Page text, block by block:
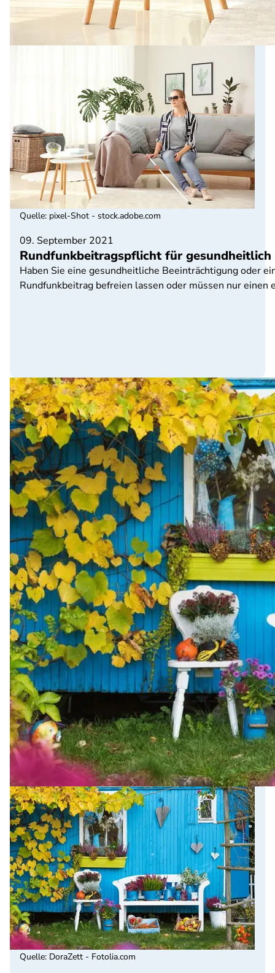
09. September 2021
Rundfunkbeitragspflicht für
Haben Sie eine gesundheitliche Beeinträchtigung oder
Rundfunkbeitrag befreien lassen oder müssen nur einen
Quelle: pixel-Shot - stock.adobe.com
Quelle: DoraZett - Fotolia.com